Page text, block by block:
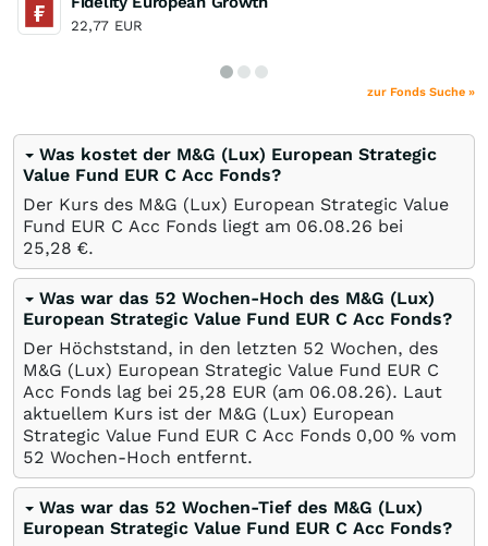
22,77 EUR
zur Fonds Suche »
Was kostet der M&G (Lux) European Strategic
Value Fund EUR C Acc Fonds?
Der Kurs des M&G (Lux) European Strategic Value
Fund EUR C Acc Fonds liegt am 06.08.26 bei
25,28 €.
Was war das 52 Wochen-Hoch des M&G (Lux)
European Strategic Value Fund EUR C Acc Fonds?
Der Höchststand, in den letzten 52 Wochen, des
M&G (Lux) European Strategic Value Fund EUR C
Acc Fonds lag bei 25,28 EUR (am 06.08.26). Laut
aktuellem Kurs ist der M&G (Lux) European
Strategic Value Fund EUR C Acc Fonds 0,00 % vom
52 Wochen-Hoch entfernt.
Was war das 52 Wochen-Tief des M&G (Lux)
European Strategic Value Fund EUR C Acc Fonds?